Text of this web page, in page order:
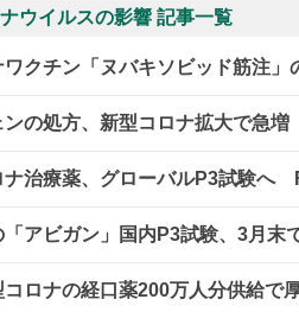
ウイルスの影響 記事一覧
クチン「ヌバキソビッド筋注
ンの処方、新型コロナ拡大で急
ナ治療薬、グローバルP3試験へ
「アビガン」国内P3試験、3月
コロナの経口薬200万人分供給で